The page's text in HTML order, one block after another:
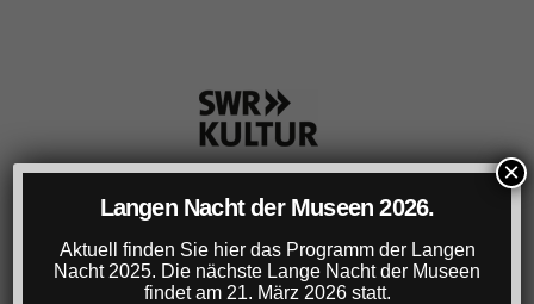
Langen Nacht der Museen 2026.
Aktuell finden Sie hier das Programm der Langen
Nacht 2025. Die nächste Lange Nacht der Museen
findet am 21. März 2026 statt.
×